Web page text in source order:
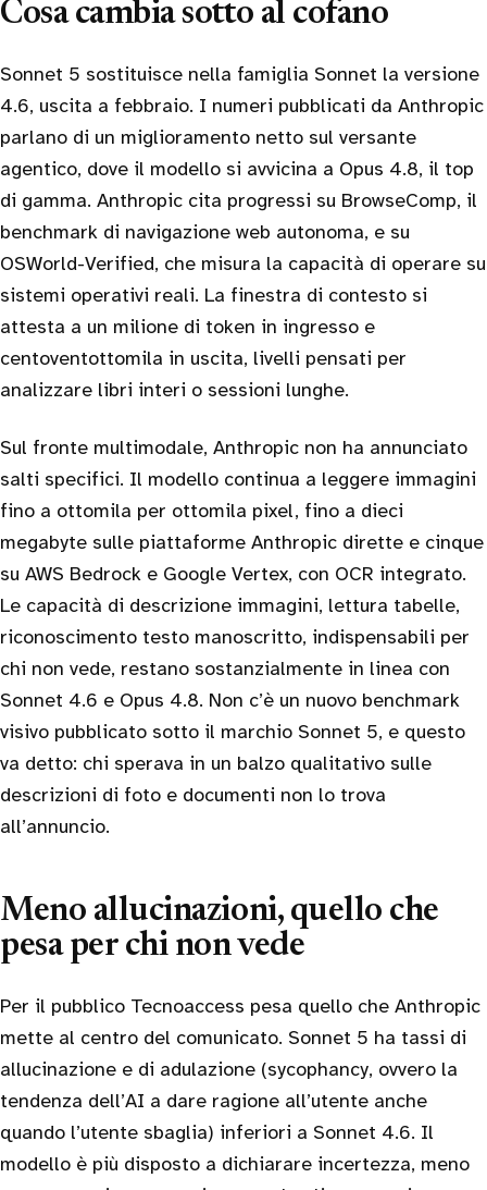
Cosa cambia sotto al cofano
Sonnet 5 sostituisce nella famiglia Sonnet la versione
4.6, uscita a febbraio. I numeri pubblicati da Anthropic
parlano di un miglioramento netto sul versante
agentico, dove il modello si avvicina a Opus 4.8, il top
di gamma. Anthropic cita progressi su BrowseComp, il
benchmark di navigazione web autonoma, e su
OSWorld-Verified, che misura la capacità di operare su
sistemi operativi reali. La finestra di contesto si
attesta a un milione di token in ingresso e
centoventottomila in uscita, livelli pensati per
analizzare libri interi o sessioni lunghe.
Sul fronte multimodale, Anthropic non ha annunciato
salti specifici. Il modello continua a leggere immagini
fino a ottomila per ottomila pixel, fino a dieci
megabyte sulle piattaforme Anthropic dirette e cinque
su AWS Bedrock e Google Vertex, con OCR integrato.
Le capacità di descrizione immagini, lettura tabelle,
riconoscimento testo manoscritto, indispensabili per
chi non vede, restano sostanzialmente in linea con
Sonnet 4.6 e Opus 4.8. Non c’è un nuovo benchmark
visivo pubblicato sotto il marchio Sonnet 5, e questo
va detto: chi sperava in un balzo qualitativo sulle
descrizioni di foto e documenti non lo trova
all’annuncio.
Meno allucinazioni, quello che
pesa per chi non vede
Per il pubblico Tecnoaccess pesa quello che Anthropic
mette al centro del comunicato. Sonnet 5 ha tassi di
allucinazione e di adulazione (sycophancy, ovvero la
tendenza dell’AI a dare ragione all’utente anche
quando l’utente sbaglia) inferiori a Sonnet 4.6. Il
modello è più disposto a dichiarare incertezza, meno